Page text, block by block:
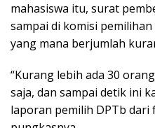
mahasiswa itu, surat
sampai di komisi
yang mana berjumlah
“Kurang lebih ada 30
saja, dan sampai detik ini
laporan pemilih DPTb dari